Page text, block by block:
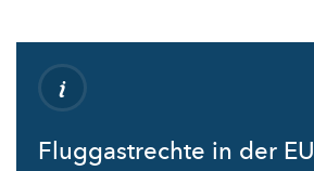
Fluggastrechte in der EU